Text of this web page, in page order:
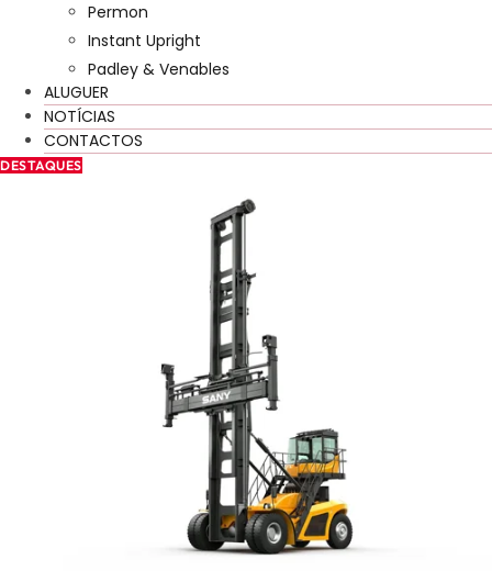
Permon
Instant Upright
Padley & Venables
ALUGUER
NOTÍCIAS
CONTACTOS
DESTAQUES